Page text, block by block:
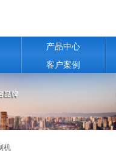
产品中心
客户案例
机